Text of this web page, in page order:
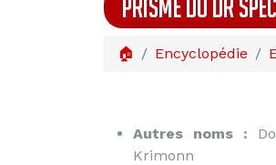
PRISME DU DR
🏠 Encyclopédie
Autres noms :
Krimonn